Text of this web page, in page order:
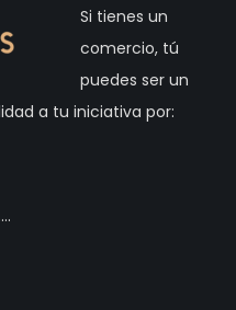
h. y 16:00 - 19:00 h.